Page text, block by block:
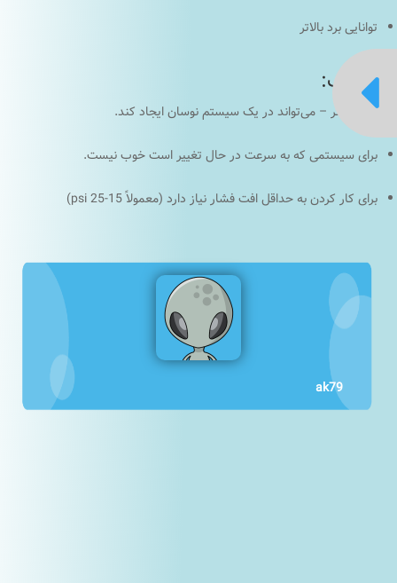
توانایی برد بالاتر
معایب:
حساس‌تر – می‌تواند در یک سیستم نوسان ایجاد کند.
برای سیستمی که به سرعت در حال تغییر است خوب نیست.
برای کار کردن به حداقل افت فشار نیاز دارد (معمولاً 15-25 psi)
ak79
